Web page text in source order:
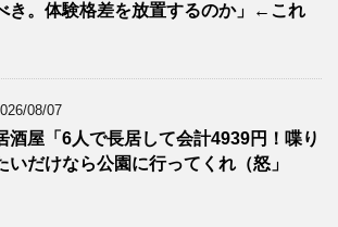
き。体験格差を放置するのか」←これ
08/07
酒屋「6人で長居して会計4939円！喋り
いだけなら公園に行ってくれ（怒」